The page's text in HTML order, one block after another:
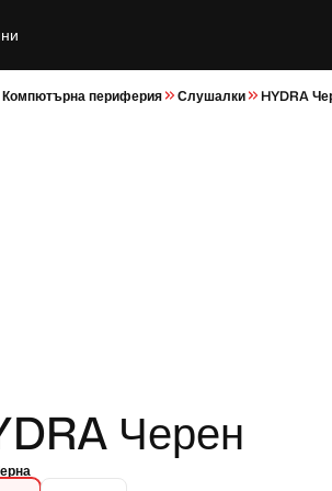
Компютърна периферия Слушалки HYDRA
Черен